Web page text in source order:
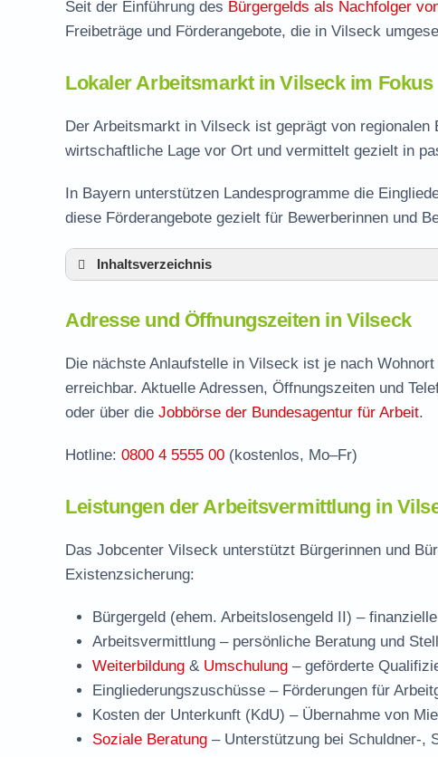
Seit der Einführung des Bürgergelds als Nachfolger
Freibeträge und Förderangebote, die in Vilseck
Lokaler Arbeitsmarkt in Vilseck im Fokus
Der Arbeitsmarkt in Vilseck ist geprägt von
wirtschaftliche Lage vor Ort und vermittelt gezielt in
In Bayern unterstützen Landesprogramme die
diese Förderangebote gezielt für Bewerberinnen und
Inhaltsverzeichnis
Leistungen der Arbeitsvermittlung in Vilseck
Termin vereinbaren und Bürgergeld beantragen
Jobcenter Amberg-Sulzbach – zuständige Stelle
Stellenangebote und Jobbörse in Vilseck
Häufige Fragen rund ums Jobcenter
Adresse und Öffnungszeiten in Vilseck
Die nächste Anlaufstelle in Vilseck ist je nach
erreichbar. Aktuelle Adressen, Öffnungszeiten und
oder über die Jobbörse der Bundesagentur für Arbeit.
Hotline: 0800 4 5555 00 (kostenlos, Mo–Fr)
Leistungen der Arbeitsvermittlung in
Das Jobcenter Vilseck unterstützt Bürgerinnen und
Existenzsicherung:
Bürgergeld (ehem. Arbeitslosengeld II) –
Arbeitsvermittlung – persönliche Beratung und
Weiterbildung & Umschulung – geförderte
Eingliederungszuschüsse – Förderungen für
Kosten der Unterkunft (KdU) – Übernahme von
Soziale Beratung – Unterstützung bei Schuldner-,